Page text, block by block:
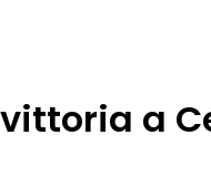
vittoria a